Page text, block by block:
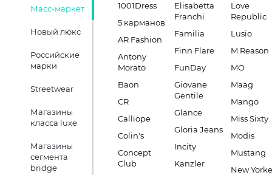
Масс-маркет
Новый люкс
Российские
марки
Streetwear
Магазины
класса luxe
Магазины
сегмента
bridge
1001Dress
5 карманов
AR Fashion
Antony
Morato
Baon
CR
Calliope
Colin's
Concept
Club
Elisabetta
Franchi
Familia
Finn Flare
FunDay
Giovane
Gentile
Glance
Gloria Jeans
Incity
Kanzler
Love
Republic
Lusio
M.Reason
MO
Maag
Mango
Miss Sixty
Modis
Mustang
New